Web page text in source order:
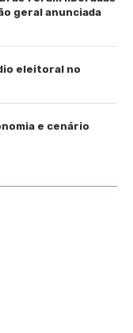
geral anunciada
eleitoral no
e cenário